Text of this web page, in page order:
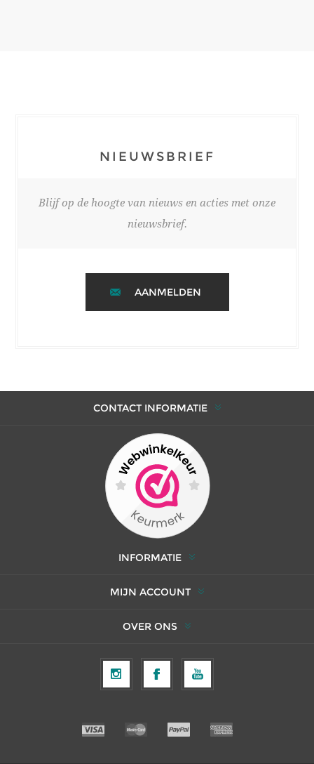
NIEUWSBRIEF
Blijf op de hoogte van nieuws en acties met onze
nieuwsbrief.
AANMELDEN
CONTACT INFORMATIE
INFORMATIE
MIJN ACCOUNT
OVER ONS